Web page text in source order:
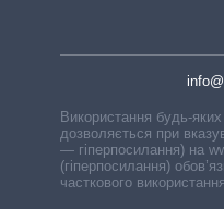
Використання будь-яких
дозволяється при
— гіперпосилання) на
(гіперпосилання)
часткового